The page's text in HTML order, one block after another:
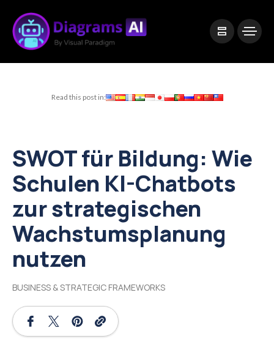
Read this post in:
SWOT für Bildung: Wie
Schulen KI-Chatbots
zur strategischen
Wachstumsplanung
nutzen
BUSINESS & STRATEGIC FRAMEWORKS